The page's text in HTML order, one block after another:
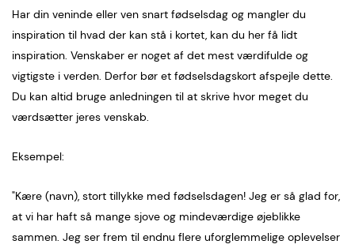
Har din veninde eller ven snart fødselsdag og mangler du
inspiration til hvad der kan stå i kortet, kan du her få lidt
inspiration. Venskaber er noget af det mest værdifulde og
vigtigste i verden. Derfor bør et fødselsdagskort afspejle dette.
Du kan altid bruge anledningen til at skrive hvor meget du
værdsætter jeres venskab.
Eksempel:
"Kære (navn), stort tillykke med fødselsdagen! Jeg er så glad for,
at vi har haft så mange sjove og mindeværdige øjeblikke
sammen. Jeg ser frem til endnu flere uforglemmelige oplevelser